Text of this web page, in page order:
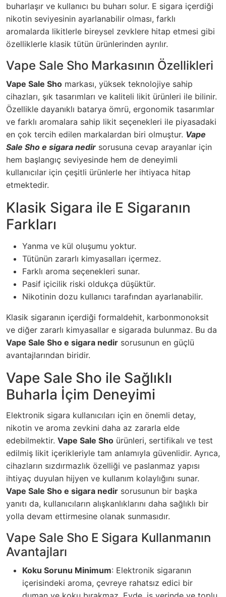
buharlaşır ve kullanıcı bu buharı solur. E sigara içerdiği
nikotin seviyesinin ayarlanabilir olması, farklı
aromalarda likitlerle bireysel zevklere hitap etmesi gibi
özelliklerle klasik tütün ürünlerinden ayrılır.
Vape Sale Sho Markasının Özellikleri
Vape Sale Sho markası, yüksek teknolojiye sahip
cihazları, şık tasarımları ve kaliteli likit ürünleri ile bilinir.
Özellikle dayanıklı batarya ömrü, ergonomik tasarımlar
ve farklı aromalara sahip likit seçenekleri ile piyasadaki
en çok tercih edilen markalardan biri olmuştur. Vape
Sale Sho e sigara nedir sorusuna cevap arayanlar için
hem başlangıç seviyesinde hem de deneyimli
kullanıcılar için çeşitli ürünlerle her ihtiyaca hitap
etmektedir.
Klasik Sigara ile E Sigaranın
Farkları
Yanma ve kül oluşumu yoktur.
Tütünün zararlı kimyasalları içermez.
Farklı aroma seçenekleri sunar.
Pasif içicilik riski oldukça düşüktür.
Nikotinin dozu kullanıcı tarafından ayarlanabilir.
Klasik sigaranın içerdiği formaldehit, karbonmonoksit
ve diğer zararlı kimyasallar e sigarada bulunmaz. Bu da
Vape Sale Sho e sigara nedir sorusunun en güçlü
avantajlarından biridir.
Vape Sale Sho ile Sağlıklı
Buharla İçim Deneyimi
Elektronik sigara kullanıcıları için en önemli detay,
nikotin ve aroma zevkini daha az zararla elde
edebilmektir. Vape Sale Sho ürünleri, sertifikalı ve test
edilmiş likit içerikleriyle tam anlamıyla güvenlidir. Ayrıca,
cihazların sızdırmazlık özelliği ve paslanmaz yapısı
ihtiyaç duyulan hijyen ve kullanım kolaylığını sunar.
Vape Sale Sho e sigara nedir sorusunun bir başka
yanıtı da, kullanıcıların alışkanlıklarını daha sağlıklı bir
yolla devam ettirmesine olanak sunmasıdır.
Vape Sale Sho E Sigara Kullanmanın
Avantajları
Koku Sorunu Minimum: Elektronik sigaranın
içerisindeki aroma, çevreye rahatsız edici bir